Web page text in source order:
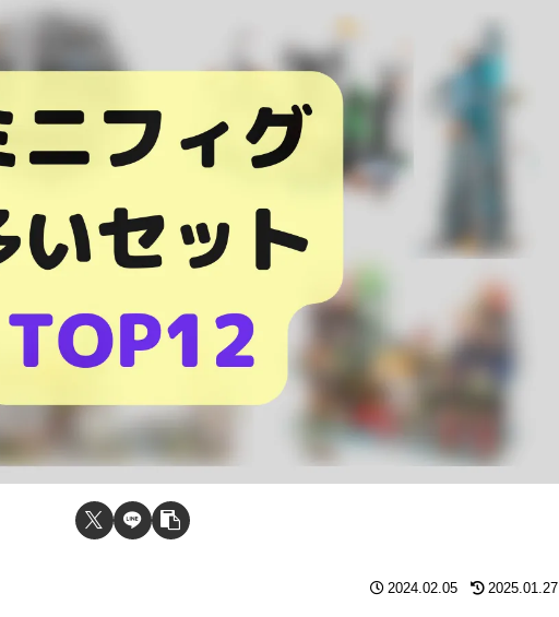
2024.02.05 2025.01.27